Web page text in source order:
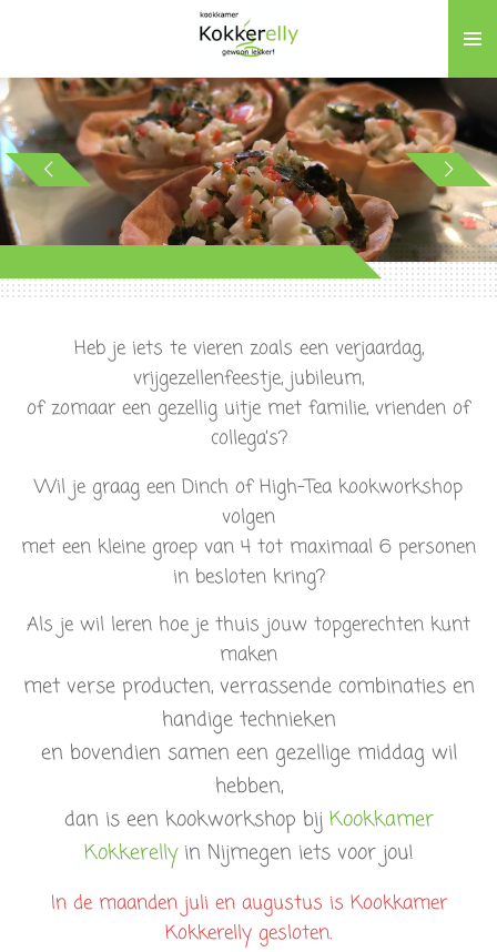
naar
de
hoofdinhoud
Heb je iets te vieren zoals een verjaardag,
vrijgezellenfeestje, jubileum,
of zomaar een gezellig uitje met familie, vrienden of
collega’s?
Wil je graag een Dinch of High-Tea kookworkshop
volgen
met een kleine groep van 4 tot maximaal 6 personen
in besloten kring?
Als je wil leren hoe je thuis jouw topgerechten kunt
maken
met verse producten, verrassende combinaties en
handige technieken
en bovendien samen een gezellige middag wil
hebben,
dan is een kookworkshop bij Kookkamer
Kokkerelly in Nijmegen iets voor jou!
In de maanden juli en augustus is Kookkamer
Kokkerelly gesloten.